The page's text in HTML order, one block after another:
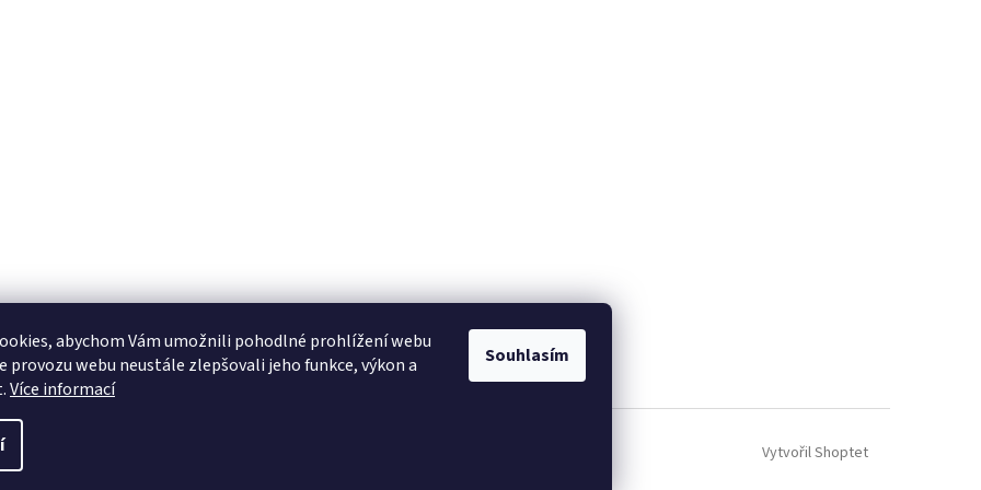
abychom Vám umožnili pohodlné prohlížení webu
provozu webu neustále zlepšovali jeho funkce, výkon a
Více informací
Souhlasím
Vytvořil Shoptet